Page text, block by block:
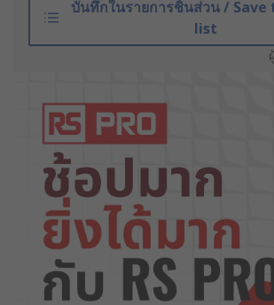
บันทึกในรายการชิ้นส่วน /
list